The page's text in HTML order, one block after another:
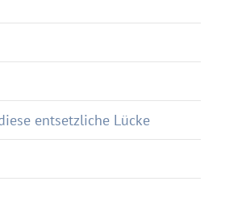
entsetzliche Lücke